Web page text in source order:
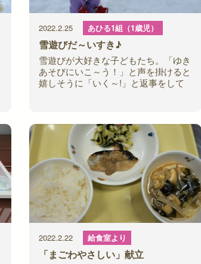
2022.2.25 あひる1組（1歳児）
雪遊びだ～いすき♪
雪遊びが大好きな子どもたち。「ゆき
あそびにいこ～う！」と声を掛けると
嬉しそうに「いく～!」と返事をして
2022.2.22 給食室より
「まごわやさしい」献立